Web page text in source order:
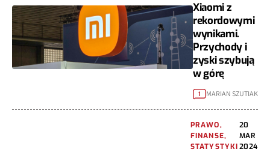
Xiaomi z
rekordowymi
wynikami.
Przychody i
zyski szybują
w górę
1 MARIAN SZUTIAK
PRAWO,
FINANSE,
STATYSTYKI
20
MAR
2024